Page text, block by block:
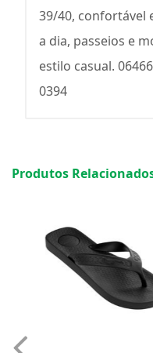
39/40, confortável
a dia, passeios e
estilo casual.
0394
Produtos